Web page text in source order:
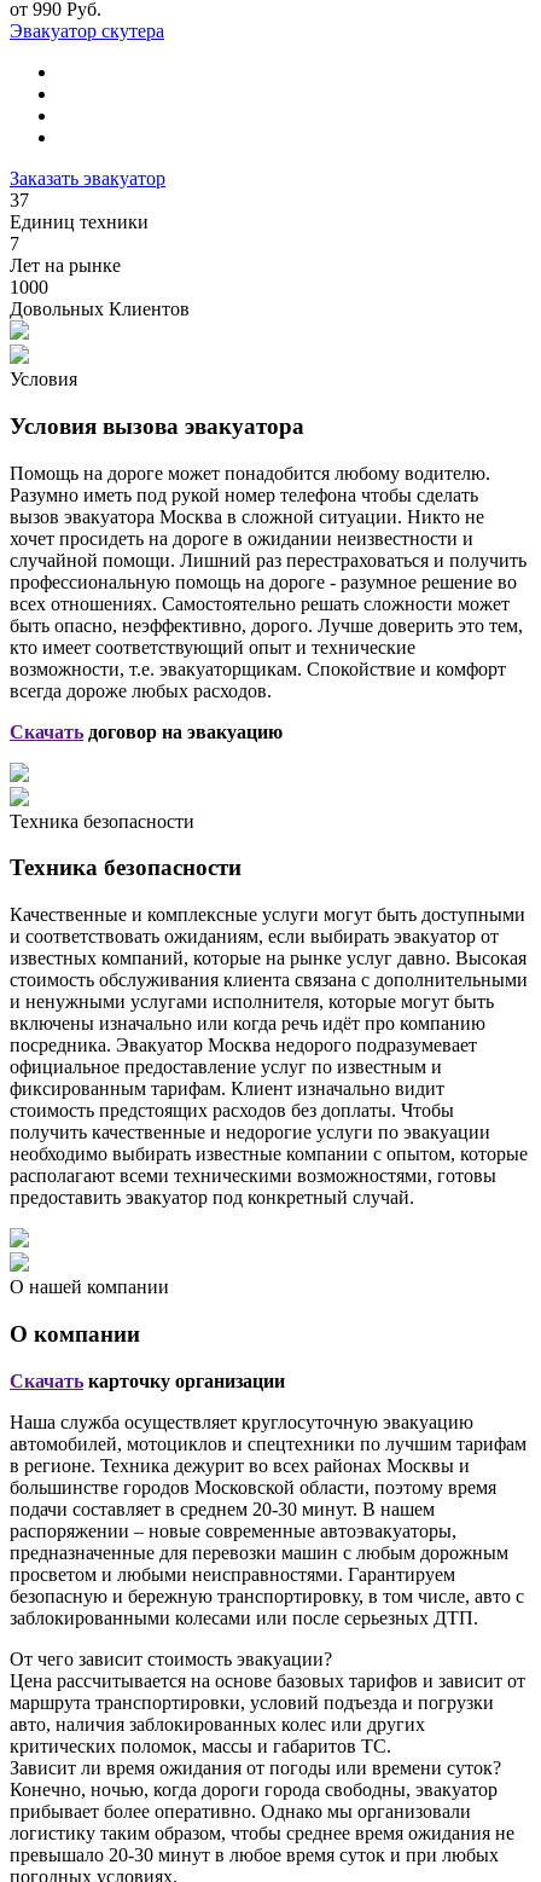
от 990 Руб.
Эвакуатор скутера
Заказать эвакуатор
37
Единиц техники
7
Лет на рынке
1000
Довольных Клиентов
Условия
Условия вызова эвакуатора
Помощь на дороге может понадобится любому водителю.
Разумно иметь под рукой номер телефона чтобы сделать
вызов эвакуатора Москва в сложной ситуации. Никто не
хочет просидеть на дороге в ожидании неизвестности и
случайной помощи. Лишний раз перестраховаться и получить
профессиональную помощь на дороге - разумное решение во
всех отношениях. Самостоятельно решать сложности может
быть опасно, неэффективно, дорого. Лучше доверить это тем,
кто имеет соответствующий опыт и технические
возможности, т.е. эвакуаторщикам. Спокойствие и комфорт
всегда дороже любых расходов.
Скачать договор на эвакуацию
Техника безопасности
Техника безопасности
Качественные и комплексные услуги могут быть доступными
и соответствовать ожиданиям, если выбирать эвакуатор от
известных компаний, которые на рынке услуг давно. Высокая
стоимость обслуживания клиента связана с дополнительными
и ненужными услугами исполнителя, которые могут быть
включены изначально или когда речь идёт про компанию
посредника. Эвакуатор Москва недорого подразумевает
официальное предоставление услуг по известным и
фиксированным тарифам. Клиент изначально видит
стоимость предстоящих расходов без доплаты. Чтобы
получить качественные и недорогие услуги по эвакуации
необходимо выбирать известные компании с опытом, которые
располагают всеми техническими возможностями, готовы
предоставить эвакуатор под конкретный случай.
О нашей компании
О компании
Скачать карточку организации
Наша служба осуществляет круглосуточную эвакуацию
автомобилей, мотоциклов и спецтехники по лучшим тарифам
в регионе. Техника дежурит во всех районах Москвы и
большинстве городов Московской области, поэтому время
подачи составляет в среднем 20-30 минут. В нашем
распоряжении – новые современные автоэвакуаторы,
предназначенные для перевозки машин с любым дорожным
просветом и любыми неисправностями. Гарантируем
безопасную и бережную транспортировку, в том числе, авто с
заблокированными колесами или после серьезных ДТП.
От чего зависит стоимость эвакуации?
Цена рассчитывается на основе базовых тарифов и зависит от
маршрута транспортировки, условий подъезда и погрузки
авто, наличия заблокированных колес или других
критических поломок, массы и габаритов ТС.
Зависит ли время ожидания от погоды или времени суток?
Конечно, ночью, когда дороги города свободны, эвакуатор
прибывает более оперативно. Однако мы организовали
логистику таким образом, чтобы среднее время ожидания не
превышало 20-30 минут в любое время суток и при любых
погодных условиях.